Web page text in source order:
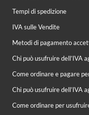
Tempi di spedizione
IVA sulle Vendite
Metodi di pagamento
Chi può usufruire dell’IVA
Come ordinare e pagare
Chi può usufruire dell’IVA
Come ordinare per